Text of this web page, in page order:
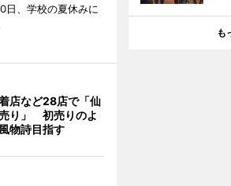
日、学校の夏休みに
店など28店で「仙
り」 初売りのよ
物詩目指す
も